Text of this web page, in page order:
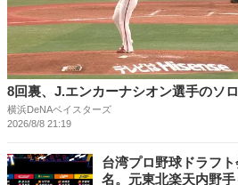
8回裏、J.エンカーナシオン選手のソ
横浜DeNAベイスターズ
2026/8/8 21:19
台湾プロ野球ドラフ
名。元東北楽天内野手